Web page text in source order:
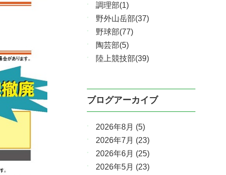
調理部(1)
野外山岳部(37)
野球部(77)
陶芸部(5)
陸上競技部(39)
ブログアーカイブ
2026年8月 (5)
2026年7月 (23)
2026年6月 (25)
2026年5月 (23)